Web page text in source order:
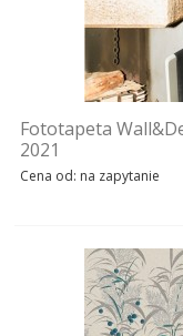
Fototapeta
2021
Cena od: na zapytanie